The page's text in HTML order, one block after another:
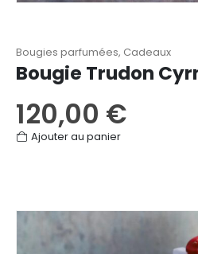
Bougies parfumées, Cadeaux
Bougie Trudon
120,00 €
Ajouter au panier